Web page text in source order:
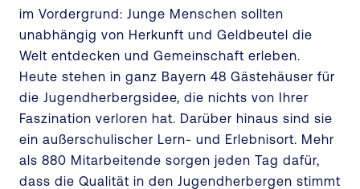
im Vordergrund: Junge Menschen sollten
unabhängig von Herkunft und Geldbeutel die
Welt entdecken und Gemeinschaft erleben.
Heute stehen in ganz Bayern 48 Gästehäuser für
die Jugendherbergsidee, die nichts von Ihrer
Faszination verloren hat. Darüber hinaus sind sie
ein außerschulischer Lern- und Erlebnisort. Mehr
als 880 Mitarbeitende sorgen jeden Tag dafür,
dass die Qualität in den Jugendherbergen stimmt